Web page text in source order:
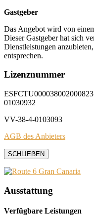
Gastgeber
Das Angebot wird von
Dieser Gastgeber hat sich
Dienstleistungen
entsprechen.
Lizenznummer
01030932
VV-38-4-0103093
AGB des Anbieters
SCHLIEẞEN
Ausstattung
Verfügbare Leistungen